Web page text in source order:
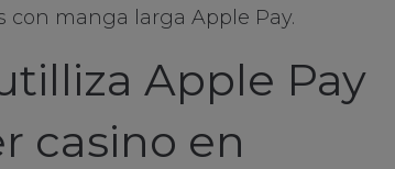
con manga larga Apple Pay.
Apple Pay
casino en